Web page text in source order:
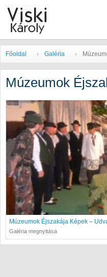
Főoldal Galéria
Múzeumok
Múzeumok Éjszakája Képek –
Galéria megnyitása